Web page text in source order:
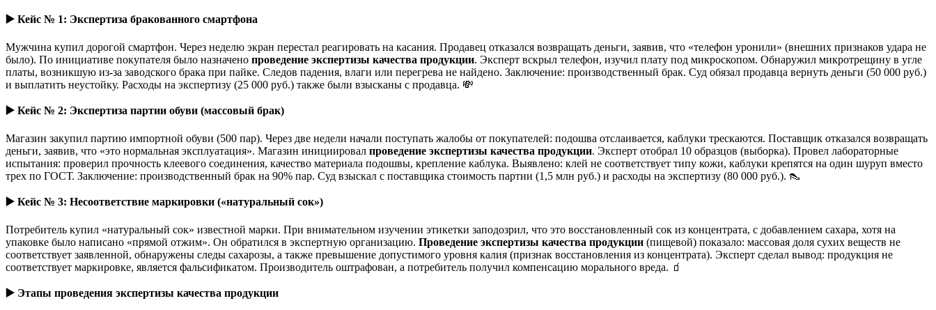
▶️ Кейс № 1: Экспертиза бракованного смартфона
Мужчина купил дорогой смартфон. Через неделю экран перестал реагировать на касания. Продавец отказался возвращать деньги, заявив, что «телефон уронили» (внешних признаков удара не
было). По инициативе покупателя было назначено проведение экспертизы качества продукции. Эксперт вскрыл телефон, изучил плату под микроскопом. Обнаружил микротрещину в угле
платы, возникшую из-за заводского брака при пайке. Следов падения, влаги или перегрева не найдено. Заключение: производственный брак. Суд обязал продавца вернуть деньги (50 000 руб.)
и выплатить неустойку. Расходы на экспертизу (25 000 руб.) также были взысканы с продавца. 💸
▶️ Кейс № 2: Экспертиза партии обуви (массовый брак)
Магазин закупил партию импортной обуви (500 пар). Через две недели начали поступать жалобы от покупателей: подошва отслаивается, каблуки трескаются. Поставщик отказался возвращать
деньги, заявив, что «это нормальная эксплуатация». Магазин инициировал проведение экспертизы качества продукции. Эксперт отобрал 10 образцов (выборка). Провел лабораторные
испытания: проверил прочность клеевого соединения, качество материала подошвы, крепление каблука. Выявлено: клей не соответствует типу кожи, каблуки крепятся на один шуруп вместо
трех по ГОСТ. Заключение: производственный брак на 90% пар. Суд взыскал с поставщика стоимость партии (1,5 млн руб.) и расходы на экспертизу (80 000 руб.). 👠
▶️ Кейс № 3: Несоответствие маркировки («натуральный сок»)
Потребитель купил «натуральный сок» известной марки. При внимательном изучении этикетки заподозрил, что это восстановленный сок из концентрата, с добавлением сахара, хотя на
упаковке было написано «прямой отжим». Он обратился в экспертную организацию. Проведение экспертизы качества продукции (пищевой) показало: массовая доля сухих веществ не
соответствует заявленной, обнаружены следы сахарозы, а также превышение допустимого уровня калия (признак восстановления из концентрата). Эксперт сделал вывод: продукция не
соответствует маркировке, является фальсификатом. Производитель оштрафован, а потребитель получил компенсацию морального вреда. 🧃
▶️ Этапы проведения экспертизы качества продукции